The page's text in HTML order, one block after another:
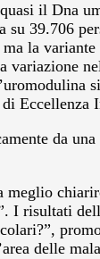
il Dna
su 39.706
la
variazione
Eccellenza
da
I risultati
delle